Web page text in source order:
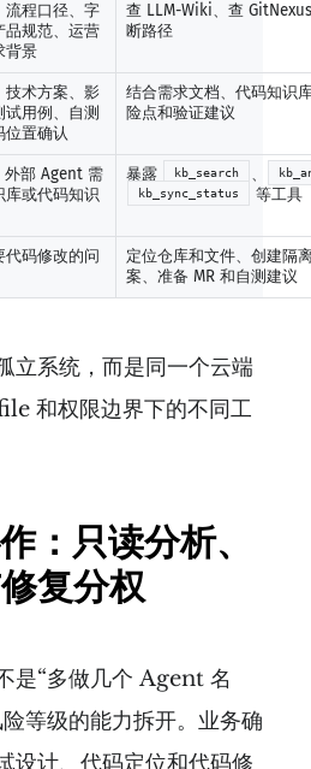
流程口径、字
品规范、运营
背景
查 LLM-Wiki、查
断路径
技术方案、影
用例、自测
位置确认
结合需求文档、代码知识
险点和验证建议
外部 Agent 需
库或代码知识
暴露 kb_search 、
kb_sync_status
等工具
代码修改的问
定位仓库和文件、创建隔
案、准备 MR 和自测建议
立系统，而是同一个云端
和权限边界下的不同工
：只读分析、
复分权
是“多做几个 Agent 名
等级的能力拆开。业务确
设计、代码定位和代码修